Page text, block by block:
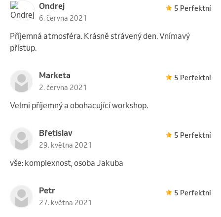
Ondrej
6. června 2021
5 Perfektní
Příjemná atmosféra. Krásně strávený den. Vnímavý
přístup.
Marketa
2. června 2021
5 Perfektní
Velmi příjemný a obohacující workshop.
Břetislav
29. května 2021
5 Perfektní
vše: komplexnost, osoba Jakuba
Petr
27. května 2021
5 Perfektní